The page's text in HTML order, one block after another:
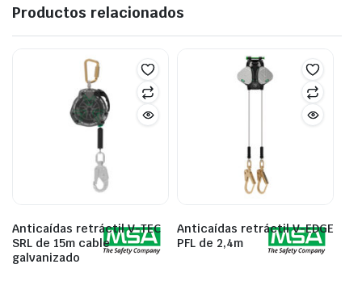
Productos relacionados
Anticaídas retráctil V-TEC
SRL de 15m cable
galvanizado
Anticaídas retráctil V-EDGE
PFL de 2,4m